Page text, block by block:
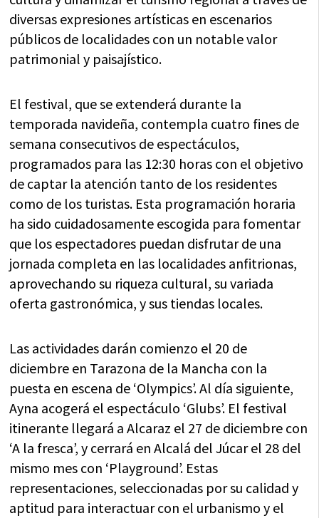
diversas expresiones artísticas en escenarios
públicos de localidades con un notable valor
patrimonial y paisajístico.
El festival, que se extenderá durante la
temporada navideña, contempla cuatro fines de
semana consecutivos de espectáculos,
programados para las 12:30 horas con el objetivo
de captar la atención tanto de los residentes
como de los turistas. Esta programación horaria
ha sido cuidadosamente escogida para fomentar
que los espectadores puedan disfrutar de una
jornada completa en las localidades anfitrionas,
aprovechando su riqueza cultural, su variada
oferta gastronómica, y sus tiendas locales.
Las actividades darán comienzo el 20 de
diciembre en Tarazona de la Mancha con la
puesta en escena de ‘Olympics’. Al día siguiente,
Ayna acogerá el espectáculo ‘Glubs’. El festival
itinerante llegará a Alcaraz el 27 de diciembre con
‘A la fresca’, y cerrará en Alcalá del Júcar el 28 del
mismo mes con ‘Playground’. Estas
representaciones, seleccionadas por su calidad y
aptitud para interactuar con el urbanismo y el